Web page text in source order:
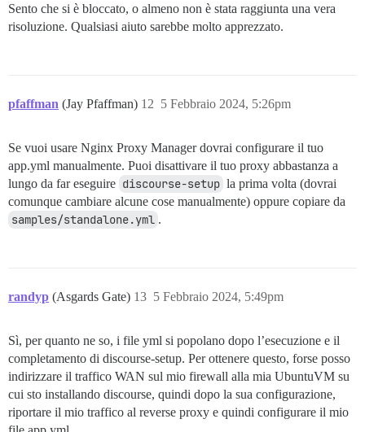
Sento che si è bloccato, o almeno non è stata raggiunta una vera
risoluzione. Qualsiasi aiuto sarebbe molto apprezzato.
pfaffman (Jay Pfaffman) 5 Febbraio 2024, 5:26pm
12
Se vuoi usare Nginx Proxy Manager dovrai configurare il tuo
app.yml manualmente. Puoi disattivare il tuo proxy abbastanza a
lungo da far eseguire discourse-setup la prima volta (dovrai
comunque cambiare alcune cose manualmente) oppure copiare da
samples/standalone.yml .
randyp (Asgards Gate) 5 Febbraio 2024, 5:49pm
13
Sì, per quanto ne so, i file yml si popolano dopo l’esecuzione e il
completamento di discourse-setup. Per ottenere questo, forse posso
indirizzare il traffico WAN sul mio firewall alla mia UbuntuVM su
cui sto installando discourse, quindi dopo la sua configurazione,
riportare il mio traffico al reverse proxy e quindi configurare il mio